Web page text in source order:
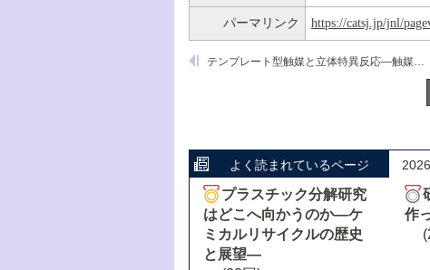
パーマリンク https://catsj.jp/jnl/
テンプレート型触媒と立体特異反応―触媒の不斉性と高選択反応
よく読まれているページ
プラスチック分解研究
はどこへ向かうのか―ケ
ミカルリサイクルの歴史
と展望―
作